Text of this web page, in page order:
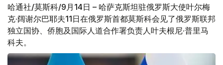
哈通社/莫斯科/9月14日 – 哈萨克斯坦驻俄罗斯大使叶尔梅
克·阔谢尔巴耶夫11日在俄罗斯首都莫斯科会见了俄罗斯联邦
独立国协、侨胞及国际人道合作署负责人叶夫根尼·普里马
科夫。